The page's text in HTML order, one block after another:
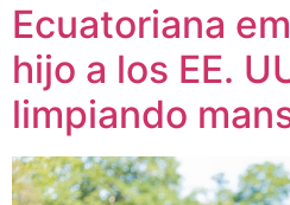
Ecuatoriana
hijo a los EE.
limpiando